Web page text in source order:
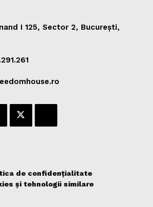
I 125, Sector 2, București,
de confidențialitate
și tehnologii similare